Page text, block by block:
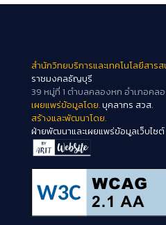
สำนักวิทยบริการและเทคโนโลยีสาร
ราชมงคลธัญบุรี
39 หมู่ที่ 1 ตำบลคลองหก อำเภอคล
เผยแพร่ข้อมูลโดย.บุคลากร สวส.
สร้างและพัฒนาโดย.
ฝ่ายพัฒนาและเผยแพร่ข้อมูลเว็บไซต์